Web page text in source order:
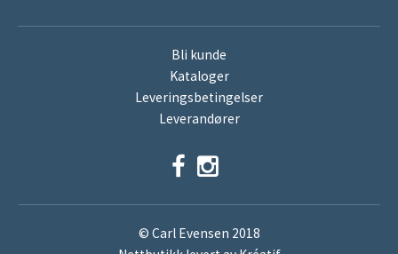
Bli kunde
Kataloger
Leveringsbetingelser
Leverandører
© Carl Evensen 2018